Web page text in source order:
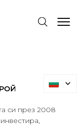
си през 2008